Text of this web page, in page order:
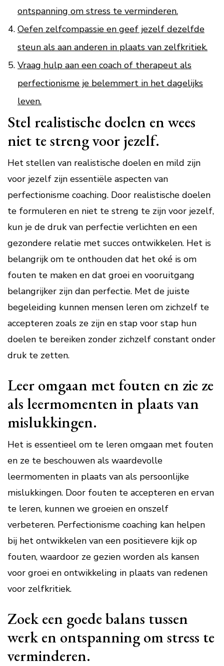
ontspanning om stress te verminderen.
Oefen zelfcompassie en geef jezelf dezelfde
steun als aan anderen in plaats van zelfkritiek.
Vraag hulp aan een coach of therapeut als
perfectionisme je belemmert in het dagelijks
leven.
Stel realistische doelen en wees
niet te streng voor jezelf.
Het stellen van realistische doelen en mild zijn
voor jezelf zijn essentiële aspecten van
perfectionisme coaching. Door realistische doelen
te formuleren en niet te streng te zijn voor jezelf,
kun je de druk van perfectie verlichten en een
gezondere relatie met succes ontwikkelen. Het is
belangrijk om te onthouden dat het oké is om
fouten te maken en dat groei en vooruitgang
belangrijker zijn dan perfectie. Met de juiste
begeleiding kunnen mensen leren om zichzelf te
accepteren zoals ze zijn en stap voor stap hun
doelen te bereiken zonder zichzelf constant onder
druk te zetten.
Leer omgaan met fouten en zie ze
als leermomenten in plaats van
mislukkingen.
Het is essentieel om te leren omgaan met fouten
en ze te beschouwen als waardevolle
leermomenten in plaats van als persoonlijke
mislukkingen. Door fouten te accepteren en ervan
te leren, kunnen we groeien en onszelf
verbeteren. Perfectionisme coaching kan helpen
bij het ontwikkelen van een positievere kijk op
fouten, waardoor ze gezien worden als kansen
voor groei en ontwikkeling in plaats van redenen
voor zelfkritiek.
Zoek een goede balans tussen
werk en ontspanning om stress te
verminderen.